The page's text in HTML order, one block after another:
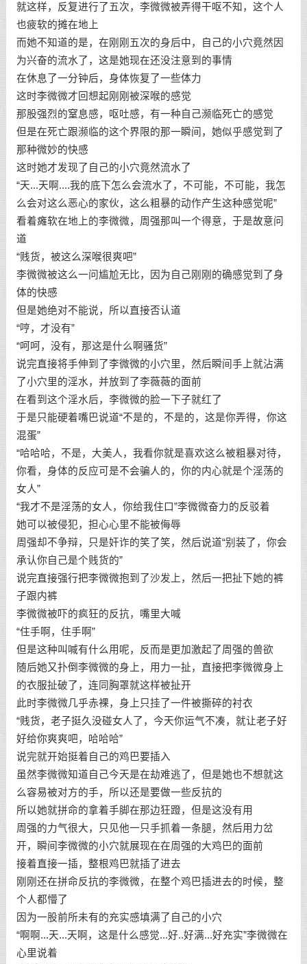
就这样，反复进行了五次，李微微被弄得干呕不知，这个人
也疲软的摊在地上
而她不知道的是，在刚刚五次的身后中，自己的小穴竟然因
为兴奋的流水了，这是她现在还没注意到的事情
在休息了一分钟后，身体恢复了一些体力
这时李微微才回想起刚刚被深喉的感觉
那股强烈的窒息感，呕吐感，有一种自己濒临死亡的感觉
但是在死亡跟濒临的这个界限的那一瞬间，她似乎感觉到了
那种微妙的快感
这时她才发现了自己的小穴竟然流水了
“天...天啊....我的底下怎么会流水了，不可能，不可能，我怎
么会对这么恶心的家伙，这么粗暴的动作产生这种感觉呢”
看着瘫软在地上的李微微，周强那叫一个得意，于是故意问
道
“贱货，被这么深喉很爽吧”
李微微被这么一问尴尬无比，因为自己刚刚的确感觉到了身
体的快感
但是她绝对不能说，所以直接否认道
“哼，才没有”
“呵呵，没有，那这是什么啊骚货”
说完直接将手伸到了李微微的小穴里，然后瞬间手上就沾满
了小穴里的淫水，并放到了李薇薇的面前
在看到这个淫水后，李微微的脸一下子就红了
于是只能硬着嘴巴说道“不是的，不是的，这是你弄得，你这
混蛋”
“哈哈哈，不是，大美人，我看你就是喜欢这么被粗暴对待，
你看，身体的反应可是不会骗人的，你的内心就是个淫荡的
女人”
“我才不是淫荡的女人，你给我住口”李微微奋力的反驳着
她可以被侵犯，担心心里不能被侮辱
周强却不争辩，只是奸诈的笑了笑，然后说道“别装了，你会
承认你自己是个贱货的”
说完直接强行把李微微抱到了沙发上，然后一把扯下她的裤
子跟内裤
李微微被吓的疯狂的反抗，嘴里大喊
“住手啊，住手啊”
但是这种叫喊有什么用呢，反而是更加激起了周强的兽欲
随后她又扑倒李微微的身上，用力一扯，直接把李微微身上
的衣服扯破了，连同胸罩就这样被扯开
此时李微微几乎赤裸，身上只挂了一件被撕碎的衬衣
“贱货，老子挺久没碰女人了，今天你运气不凑，就让老子好
好给你爽爽吧，哈哈哈”
说完就开始挺着自己的鸡巴要插入
虽然李微微知道自己今天是在劫难逃了，但是她也不想就这
么容易被对方的手，所以还是要做一些反抗的
所以她就拼命的拿着手脚在那边狂蹬，但是这没有用
周强的力气很大，只见他一只手抓着一条腿，然后用力岔
开，瞬间李微微的小穴就展现在在周强的大鸡巴的面前
接着直接一插，整根鸡巴就插了进去
刚刚还在拼命反抗的李微微，在整个鸡巴插进去的时候，整
个人都懵了
因为一股前所未有的充实感填满了自己的小穴
“啊啊...天...天啊，这是什么感觉...好..好满...好充实”李微微在
心里说着